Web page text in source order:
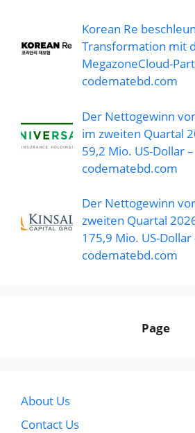
Korean Re
Transformation mit
MegazoneCloud-
codematebd.com
Der Nettogewinn
im zweiten Quartal
59,2 Mio. US-Dollar –
codematebd.com
Der Nettogewinn
zweiten Quartal
175,9 Mio. US-Dollar
codematebd.com
Page
About Us
Contact Us